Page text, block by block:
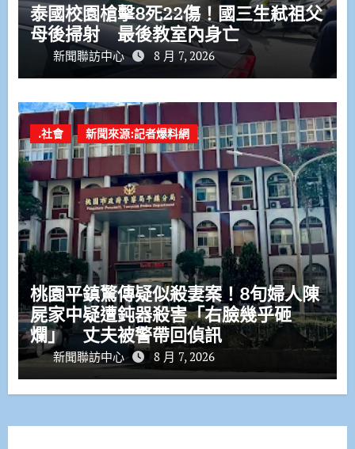
泰國校園槍擊8死22傷！國三生弒祖父
母後掃射 最後教室內身亡
新聞聯訪中心 8 月 7, 2026
.社會 新聞來源:記者爆料網
桃園平鎮驚傳疑似殺妻案！8旬婦人陳
屍家中疑遭鈍器殺害「右臉幾乎砸
爛」 丈夫被警帶回偵訊
新聞聯訪中心 8 月 7, 2026